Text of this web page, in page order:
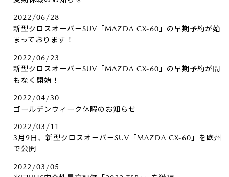
2022/06/28
新型クロスオーバーSUV「MAZDA CX-60」の早期予約が始
まっております！
2022/06/23
新型クロスオーバーSUV「MAZDA CX-60」の早期予約が間
もなく開始！
2022/04/30
ゴールデンウィーク休暇のお知らせ
2022/03/11
3月9日、新型クロスオーバーSUV「MAZDA CX-60」を欧州
で公開
2022/03/05